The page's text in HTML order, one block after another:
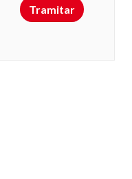
Tramitar